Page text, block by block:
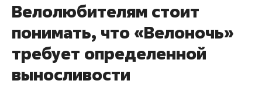
Велолюбителям стоит
понимать, что «Велоночь»
требует определенной
выносливости